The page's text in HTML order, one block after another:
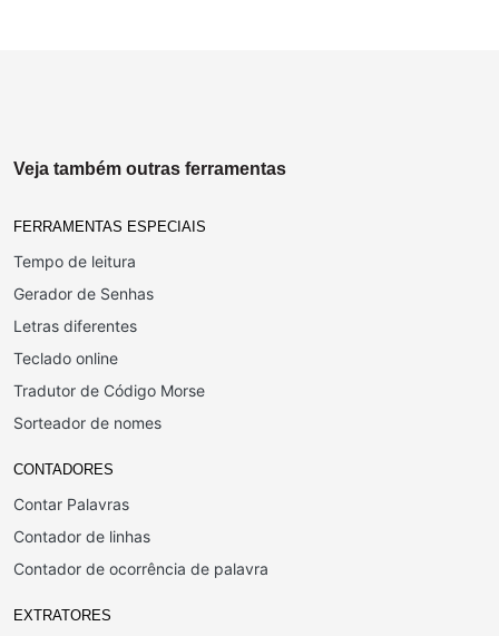
Veja também outras ferramentas
FERRAMENTAS ESPECIAIS
Tempo de leitura
Gerador de Senhas
Letras diferentes
Teclado online
Tradutor de Código Morse
Sorteador de nomes
CONTADORES
Contar Palavras
Contador de linhas
Contador de ocorrência de palavra
EXTRATORES